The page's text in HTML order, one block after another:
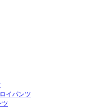
イパンツ
ツ